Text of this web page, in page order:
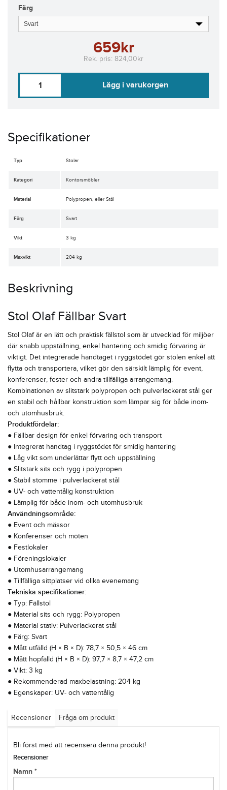
Färg
659kr
Rek. pris: 824,00kr
Lägg i varukorgen
Specifikationer
Typ Stolar
Kategori Kontorsmöbler
Material Polypropen, eller Stål
Färg Svart
Vikt 3 kg
Maxvikt 204 kg
Beskrivning
Stol Olaf Fällbar Svart
Stol Olaf är en lätt och praktisk fällstol som är utvecklad för miljöer
där snabb uppställning, enkel hantering och smidig förvaring är
viktigt. Det integrerade handtaget i ryggstödet gör stolen enkel att
flytta och transportera, vilket gör den särskilt lämplig för event,
konferenser, fester och andra tillfälliga arrangemang.
Kombinationen av slitstark polypropen och pulverlackerat stål ger
en stabil och hållbar konstruktion som lämpar sig för både inom-
och utomhusbruk.
Produktfördelar:
● Fällbar design för enkel förvaring och transport
● Integrerat handtag i ryggstödet för smidig hantering
● Låg vikt som underlättar flytt och uppställning
● Slitstark sits och rygg i polypropen
● Stabil stomme i pulverlackerat stål
● UV- och vattentålig konstruktion
● Lämplig för både inom- och utomhusbruk
Användningsområde:
● Event och mässor
● Konferenser och möten
● Festlokaler
● Föreningslokaler
● Utomhusarrangemang
● Tillfälliga sittplatser vid olika evenemang
Tekniska specifikationer:
● Typ: Fällstol
● Material sits och rygg: Polypropen
● Material stativ: Pulverlackerat stål
● Färg: Svart
● Mått utfälld (H × B × D): 78,7 × 50,5 × 46 cm
● Mått hopfälld (H × B × D): 97,7 × 8,7 × 47,2 cm
● Vikt: 3 kg
● Rekommenderad maxbelastning: 204 kg
● Egenskaper: UV- och vattentålig
Recensioner Fråga om produkt
Bli först med att recensera denna produkt!
Recensioner
Namn *